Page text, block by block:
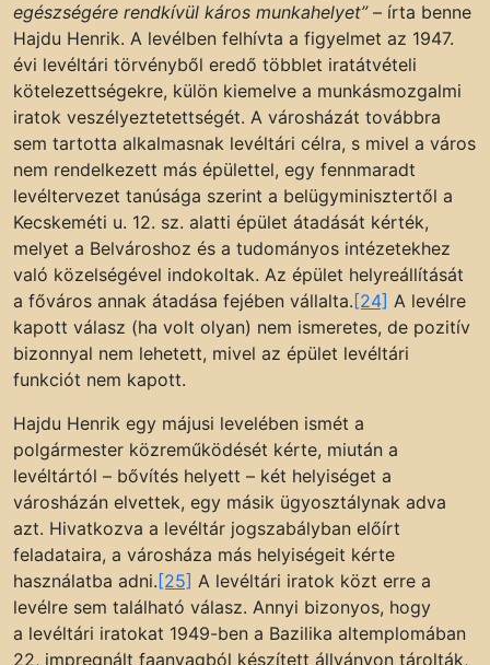
egészségére rendkívül káros munkahelyet”– írta benne
Hajdu Henrik. A levélben felhívta a figyelmet az 1947.
évi levéltári törvényből eredő többlet iratátvételi
kötelezettségekre, külön kiemelve a munkásmozgalmi
iratok veszélyeztetettségét. A városházát továbbra
sem tartotta alkalmasnak levéltári célra, s mivel a város
nem rendelkezett más épülettel, egy fennmaradt
levéltervezet tanúsága szerint a belügyminisztertől a
Kecskeméti u. 12. sz. alatti épület átadását kérték,
melyet a Belvároshoz és a tudományos intézetekhez
való közelségével indokoltak. Az épület helyreállítását
a főváros annak átadása fejében vállalta. [24] A levélre
kapott válasz (ha volt olyan) nem ismeretes, de pozitív
bizonnyal nem lehetett, mivel az épület levéltári
funkciót nem kapott.
Hajdu Henrik egy májusi levelében ismét a
polgármester közreműködését kérte, miután a
levéltártól – bővítés helyett – két helyiséget a
városházán elvettek, egy másik ügyosztálynak adva
azt. Hivatkozva a levéltár jogszabályban előírt
feladataira, a városháza más helyiségeit kérte
használatba adni. [25] A levéltári iratok közt erre a
levélre sem található válasz. Annyi bizonyos, hogy
a levéltári iratokat 1949-ben a Bazilika altemplomában
22, impregnált faanyagból készített állványon tárolták,